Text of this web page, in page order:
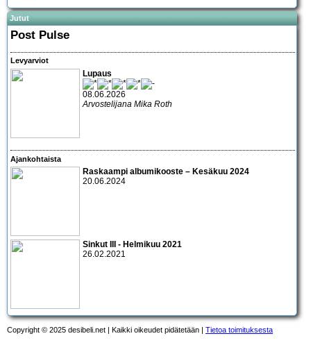
Jutut
Post Pulse
Levyarviot
Lupaus
08.06.2026
Arvostelijana Mika Roth
Ajankohtaista
Raskaampi albumikooste – Kesäkuu 2024
20.06.2024
Sinkut III - Helmikuu 2021
26.02.2021
Copyright © 2025 desibeli.net | Kaikki oikeudet pidätetään | Tietoa toimituksesta